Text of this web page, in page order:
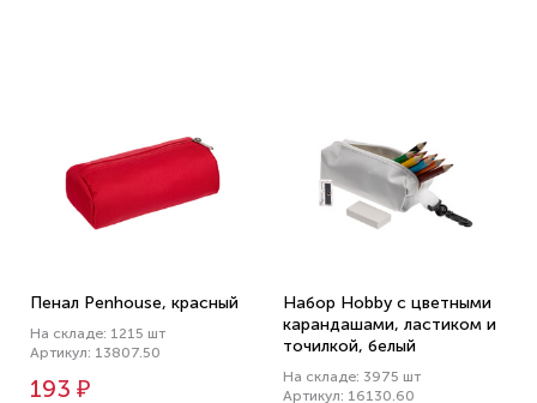
Пенал Penhouse, красный
На складе: 1215 шт
Артикул: 13807.50
193 ₽
Набор Hobby с цветными
карандашами, ластиком и
точилкой, белый
На складе: 3975 шт
Артикул: 16130.60